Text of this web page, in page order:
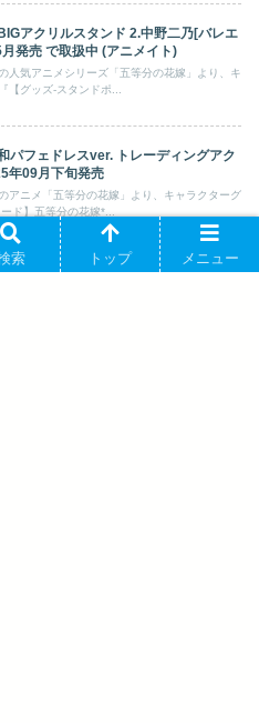
アクリルスタンド 2.中野二乃[バレエ
発売 で取扱中 (アニメイト)
人気アニメシリーズ「五等分の花嫁」より、キ
【グッズ-スタンドポ...
パフェドレスver. トレーディングアク
年09月下旬発売
アニメ「五等分の花嫁」より、キャラクターグ
ド】五等分の花嫁*...
索 トップ メニュー